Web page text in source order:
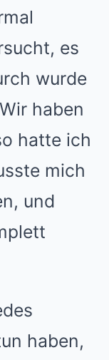
es
wurde
haben
hatte ich
mich
und
haben,